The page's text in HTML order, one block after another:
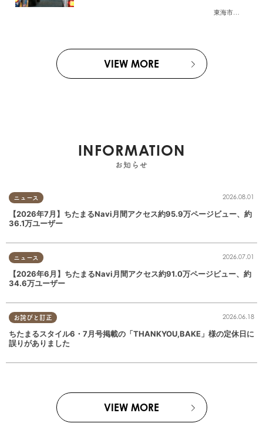
東海市
,大府市
VIEW MORE
INFORMATION
お知らせ
ニュース 2026.08.01
【2026年7月】ちたまるNavi月間アクセス約95.9万ページビュー、約
36.1万ユーザー
ニュース 2026.07.01
【2026年6月】ちたまるNavi月間アクセス約91.0万ページビュー、約
34.6万ユーザー
お詫びと訂正 2026.06.18
ちたまるスタイル6・7月号掲載の「THANKYOU,BAKE」様の定休日に
誤りがありました
VIEW MORE